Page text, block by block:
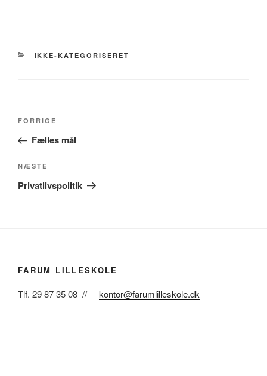
KATEGORIER
IKKE-KATEGORISERET
Indlægsnavigation
Forrige
indlæg
FORRIGE
Fælles mål
Næste
indlæg
NÆSTE
Privatlivspolitik
FARUM LILLESKOLE
Tlf. 29 87 35 08 // kontor@farumlilleskole.dk